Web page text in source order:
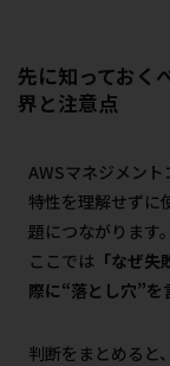
先に知っておく
界と注意点
AWSマネジメント
特性を理解せずに
題につながります。
ここでは 「なぜ
際に“落とし穴”を
判断をまとめると